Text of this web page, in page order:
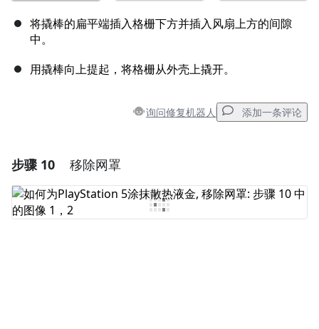
将撬棒的扁平端插入格栅下方并插入风扇上方的间隙
中。
用撬棒向上提起，将格栅从外壳上撬开。
询问修复机器人 添加一条评论
添加评论
步骤 10 移除网罩